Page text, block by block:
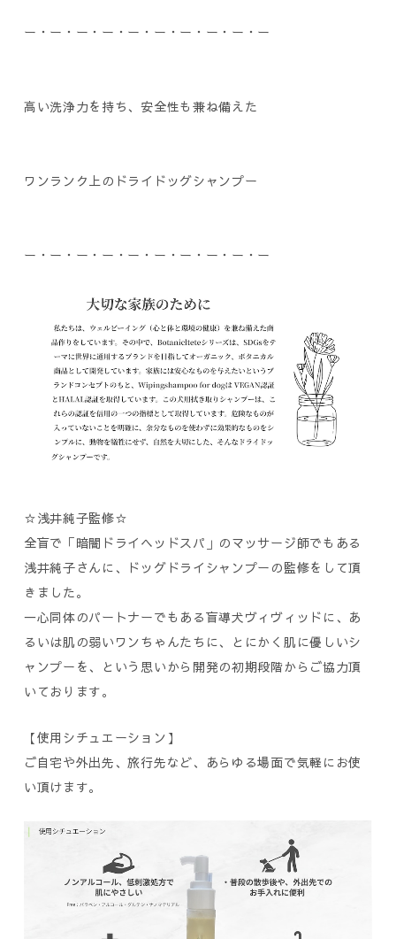
ー・ー・ー・ー・ー・ー・ー・ー・ー・ー
高い洗浄力を持ち、安全性も兼ね備えた
ワンランク上のドライドッグシャンプー
ー・ー・ー・ー・ー・ー・ー・ー・ー・ー
☆浅井純子監修☆
全盲で「暗闇ドライヘッドスパ」のマッサージ師でもある
浅井純子さんに、ドッグドライシャンプーの監修をして頂
きました。
一心同体のパートナーでもある盲導犬ヴィヴィッドに、あ
るいは肌の弱いワンちゃんたちに、とにかく肌に優しいシ
ャンプーを、という思いから開発の初期段階からご協力頂
いております。
【使用シチュエーション】
ご自宅や外出先、旅行先など、あらゆる場面で気軽にお使
い頂けます。